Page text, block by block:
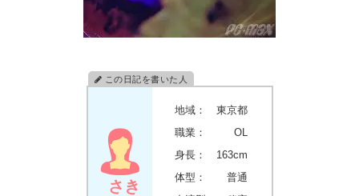
さき
地域：
東京都
職業：
OL
身長：
163cm
体型：
普通